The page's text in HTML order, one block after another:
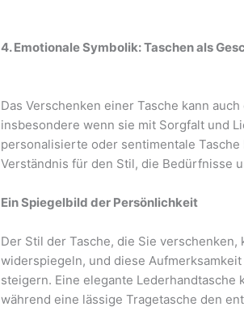
4. Emotionale Symbolik: Taschen als
Das Verschenken einer Tasche kann
insbesondere wenn sie mit Sorgfalt und
personalisierte oder sentimentale
Verständnis für den Stil, die Bedürfnisse
Ein Spiegelbild der Persönlichkeit
Der Stil der Tasche, die Sie
widerspiegeln, und diese
steigern. Eine elegante
während eine lässige Tragetasche den